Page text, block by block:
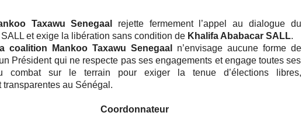
Taxawu Senegaal
rejette fermement l’appel au dialogue du
et exige la libération sans condition de Khalifa Ababacar SALL.
la coalition Mankoo Taxawu Senegaal
n’envisage aucune forme de
Président qui ne respecte pas ses engagements et engage toutes ses
combat sur le terrain pour exiger la tenue d’élections libres,
transparentes au Sénégal.